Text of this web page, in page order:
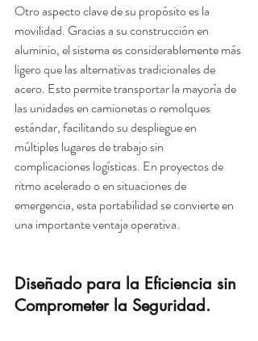
Otro aspecto clave de su propósito es la
movilidad. Gracias a su construcción en
aluminio, el sistema es considerablemente más
ligero que las alternativas tradicionales de
acero. Esto permite transportar la mayoría de
las unidades en camionetas o remolques
estándar, facilitando su despliegue en
múltiples lugares de trabajo sin
complicaciones logísticas. En proyectos de
ritmo acelerado o en situaciones de
emergencia, esta portabilidad se convierte en
una importante ventaja operativa.
Diseñado para la Eficiencia sin
Comprometer la Seguridad.